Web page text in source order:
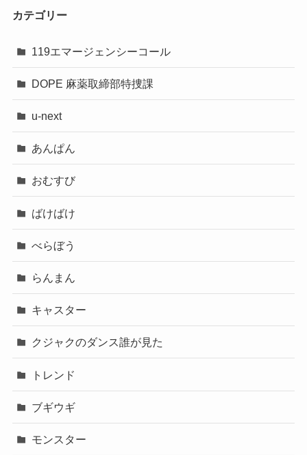
カテゴリー
119エマージェンシーコール
DOPE 麻薬取締部特捜課
u-next
あんぱん
おむすび
ばけばけ
べらぼう
らんまん
キャスター
クジャクのダンス誰が見た
トレンド
ブギウギ
モンスター